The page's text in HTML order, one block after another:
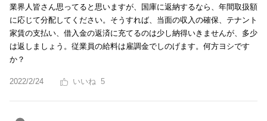
業界人皆さん思ってると思いますが、国庫に返納するなら、年間取扱額
に応じて分配してください。そうすれば、当面の収入の確保、テナント
家賃の支払い、借入金の返済に充てるのは少し納得いきませんが、多少
は返しましょう。従業員の給料は雇調金でしのげます。何方ヨシです
か？
2022/2/24 5